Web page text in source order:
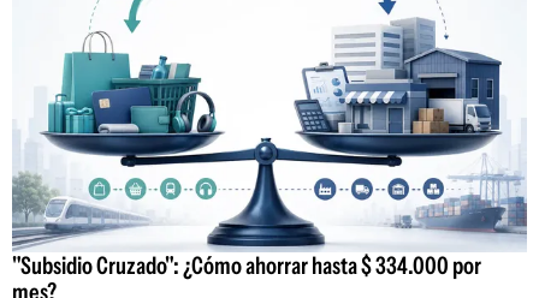
"Subsidio Cruzado": ¿Cómo ahorrar hasta $ 334.000 por
mes?